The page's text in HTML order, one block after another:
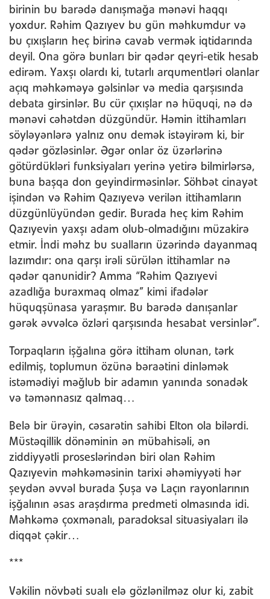
birinin bu barədə danışmağa mənəvi haqqı
yoxdur. Rəhim Qazıyev bu gün məhkumdur və
bu çıxışların heç birinə cavab vermək iqtidarında
deyil. Ona görə bunları bir qədər qeyri-etik hesab
edirəm. Yaxşı olardı ki, tutarlı arqumentləri olanlar
açıq məhkəməyə gəlsinlər və media qarşısında
debata girsinlər. Bu cür çıxışlar nə hüquqi, nə də
mənəvi cəhətdən düzgündür. Həmin ittihamları
söyləyənlərə yalnız onu demək istəyirəm ki, bir
qədər gözləsinlər. Əgər onlar öz üzərlərinə
götürdükləri funksiyaları yerinə yetirə bilmirlərsə,
buna başqa don geyindirməsinlər. Söhbət cinayət
işindən və Rəhim Qazıyevə verilən ittihamların
düzgünlüyündən gedir. Burada heç kim Rəhim
Qazıyevin yaxşı adam olub-olmadığını müzakirə
etmir. İndi məhz bu sualların üzərində dayanmaq
lazımdır: ona qarşı irəli sürülən ittihamlar nə
qədər qanunidir? Amma “Rəhim Qazıyevi
azadlığa buraxmaq olmaz” kimi ifadələr
hüquqşünasa yaraşmır. Bu barədə danışanlar
gərək əvvəlcə özləri qarşısında hesabat versinlər”.
Torpaqların işğalına görə ittiham olunan, tərk
edilmiş, toplumun özünə bəraətini dinləmək
istəmədiyi məğlub bir adamın yanında sonadək
və təmənnasız qalmaq…
Belə bir ürəyin, cəsarətin sahibi Elton ola bilərdi.
Müstəqillik dönəminin ən mübahisəli, ən
ziddiyyətli proseslərindən biri olan Rəhim
Qazıyevin məhkəməsinin tarixi əhəmiyyəti hər
şeydən əvvəl burada Şuşa və Laçın rayonlarının
işğalının əsas araşdırma predmeti olmasında idi.
Məhkəmə çoxmənalı, paradoksal situasiyaları ilə
diqqət çəkir…
***
Vəkilin növbəti sualı elə gözlənilməz olur ki, zabit